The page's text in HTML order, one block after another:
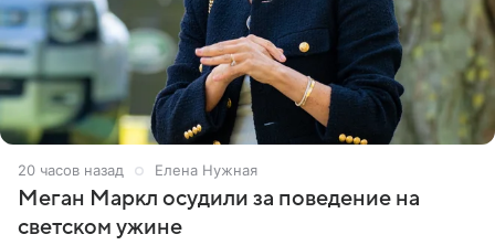
20 часов назад Елена Нужная
Меган Маркл осудили за поведение на
светском ужине